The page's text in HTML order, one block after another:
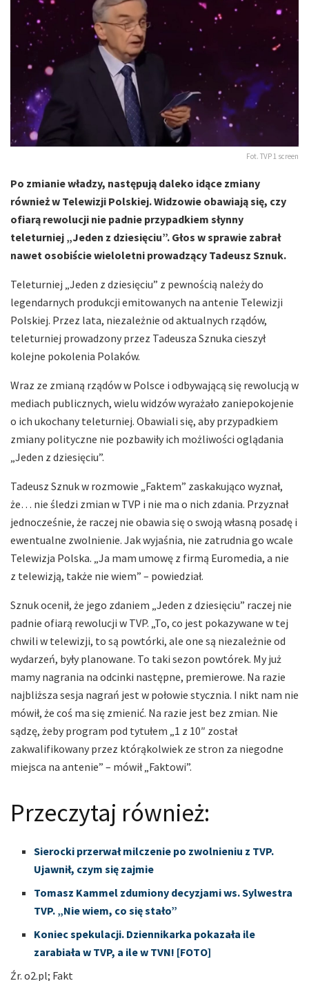
Fot. TVP 1 screen
Po zmianie władzy, następują daleko idące zmiany
również w Telewizji Polskiej. Widzowie obawiają się, czy
ofiarą rewolucji nie padnie przypadkiem słynny
teleturniej „Jeden z dziesięciu”. Głos w sprawie zabrał
nawet osobiście wieloletni prowadzący Tadeusz Sznuk.
Teleturniej „Jeden z dziesięciu” z pewnością należy do
legendarnych produkcji emitowanych na antenie Telewizji
Polskiej. Przez lata, niezależnie od aktualnych rządów,
teleturniej prowadzony przez Tadeusza Sznuka cieszył
kolejne pokolenia Polaków.
Wraz ze zmianą rządów w Polsce i odbywającą się rewolucją w
mediach publicznych, wielu widzów wyrażało zaniepokojenie
o ich ukochany teleturniej. Obawiali się, aby przypadkiem
zmiany polityczne nie pozbawiły ich możliwości oglądania
„Jeden z dziesięciu”.
Tadeusz Sznuk w rozmowie „Faktem” zaskakująco wyznał,
że… nie śledzi zmian w TVP i nie ma o nich zdania. Przyznał
jednocześnie, że raczej nie obawia się o swoją własną posadę i
ewentualne zwolnienie. Jak wyjaśnia, nie zatrudnia go wcale
Telewizja Polska. „Ja mam umowę z firmą Euromedia, a nie
z telewizją, także nie wiem” – powiedział.
Sznuk ocenił, że jego zdaniem „Jeden z dziesięciu” raczej nie
padnie ofiarą rewolucji w TVP. „To, co jest pokazywane w tej
chwili w telewizji, to są powtórki, ale one są niezależnie od
wydarzeń, były planowane. To taki sezon powtórek. My już
mamy nagrania na odcinki następne, premierowe. Na razie
najbliższa sesja nagrań jest w połowie stycznia. I nikt nam nie
mówił, że coś ma się zmienić. Na razie jest bez zmian. Nie
sądzę, żeby program pod tytułem „1 z 10″ został
zakwalifikowany przez którąkolwiek ze stron za niegodne
miejsca na antenie” – mówił „Faktowi”.
Przeczytaj również:
Sierocki przerwał milczenie po zwolnieniu z TVP.
Ujawnił, czym się zajmie
Tomasz Kammel zdumiony decyzjami ws. Sylwestra
TVP. „Nie wiem, co się stało”
Koniec spekulacji. Dziennikarka pokazała ile
zarabiała w TVP, a ile w TVN! [FOTO]
Źr. o2.pl; Fakt